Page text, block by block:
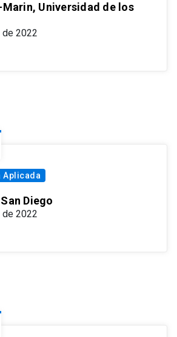
Universidad de los
de 2022
Aplicada
Diego
de 2022